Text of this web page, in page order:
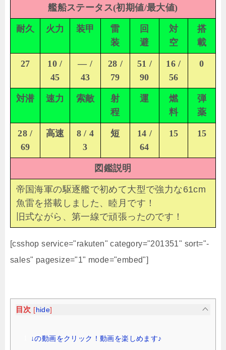
艦船ステータス(初期値/最大値)
耐久 火力 装甲
雷
装
回
避
対
空
搭
載
27
10 /
45
— /
43
28 /
79
51 /
90
16 /
56
0
対潜 速力 索敵
射
程
運
燃
料
弾
薬
28 /
69
高速
8 / 4
3
短
14 /
64
15 15
図鑑説明
帝国海軍の駆逐艦で初めて大型で強力な61cm
魚雷を搭載しました、睦月です！
旧式ながら、第一線で頑張ったのです！
[csshop service="rakuten" category="201351" sort="-
sales" pagesize="1" mode="embed"]
目次 [ hide]
↓の動画をクリック！動画を楽しめます♪